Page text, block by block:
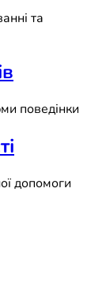
та
поведінки
допомоги